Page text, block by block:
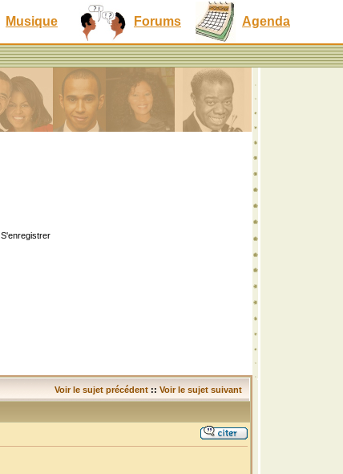
Musique Forums Agenda
S'enregistrer
Voir le sujet précédent :: Voir le sujet suivant